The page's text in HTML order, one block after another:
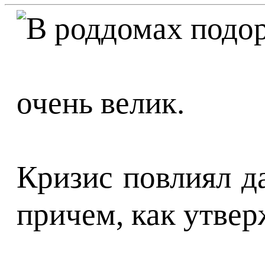
очень велик.
Кризис повлиял
причем, как